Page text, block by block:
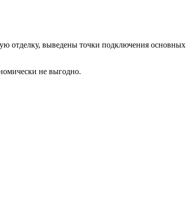
отделку, выведены точки подключения
не выгодно.